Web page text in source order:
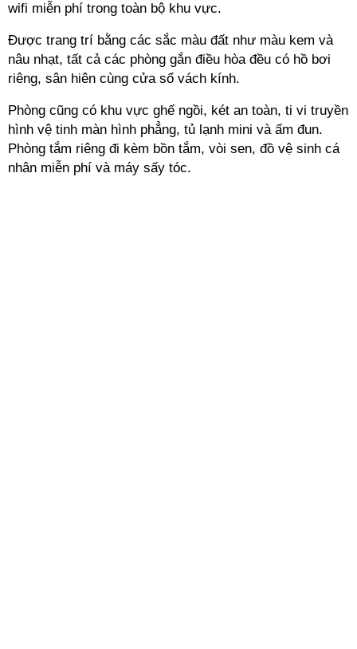
wifi miễn phí trong toàn bộ khu vực.
Được trang trí bằng các sắc màu đất như màu kem và
nâu nhạt, tất cả các phòng gắn điều hòa đều có hồ bơi
riêng, sân hiên cùng cửa sổ vách kính.
Phòng cũng có khu vực ghế ngồi, két an toàn, ti vi truyền
hình vệ tinh màn hình phẳng, tủ lạnh mini và ấm đun.
Phòng tắm riêng đi kèm bồn tắm, vòi sen, đồ vệ sinh cá
nhân miễn phí và máy sấy tóc.